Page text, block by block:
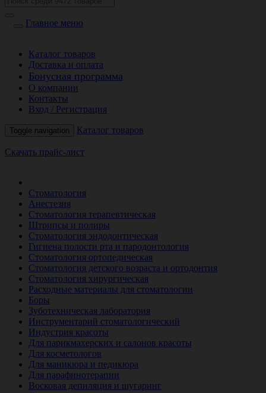
Главное меню
Каталог товаров
Доставка и оплата
Бонусная программа
О компании
Контакты
Вход / Регистрация
Toggle navigation Каталог товаров
Скачать прайс-лист
Стоматология
Анестезия
Стоматология терапевтическая
Штрипсы и полиры
Стоматология эндодонтическая
Гигиена полости рта и пародонтология
Стоматология ортопедическая
Стоматология детского возраста и ортодонтия
Стоматология хирургическая
Расходные материалы для стоматологии
Боры
Зуботехническая лаборатория
Инструментарий стоматологический
Индустрия красоты
Для парикмахерских и салонов красоты
Для косметологов
Для маникюра и педикюра
Для парафинотерапии
Восковая депиляция и шугаринг